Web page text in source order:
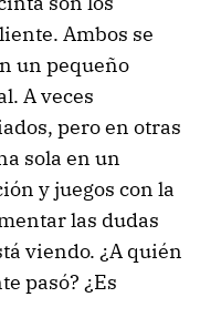
Ambos se
un pequeño
A veces
pero en otras
sola en un
y juegos con la
las dudas
viendo. ¿A quién
pasó? ¿Es